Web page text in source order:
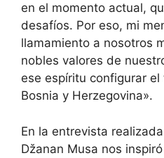
en el momento actual,
desafíos. Por eso, mi
llamamiento a nosotros
nobles valores de
ese espíritu configurar
Bosnia y Herzegovina».
En la entrevista
Džanan Musa nos